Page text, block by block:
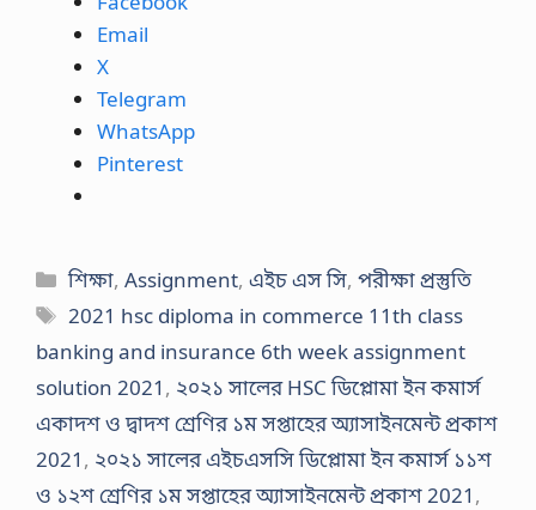
Email
X
Telegram
WhatsApp
Pinterest
Categories
শিক্ষা,Assignment,এইচ এস সি,পরীক্ষা প্রস্তুতি
Tags
2021 hsc diploma in commerce 11th class
banking and insurance 6th week assignment
solution 2021 , ২০২১ সালের HSC ডিপ্লোমা ইন কমার্স
একাদশ ও দ্বাদশ শ্রেণির ১ম সপ্তাহের অ্যাসাইনমেন্ট প্রকাশ
2021 , ২০২১ সালের এইচএসসি ডিপ্লোমা ইন কমার্স ১১শ
ও ১২শ শ্রেণির ১ম সপ্তাহের অ্যাসাইনমেন্ট প্রকাশ 2021 ,